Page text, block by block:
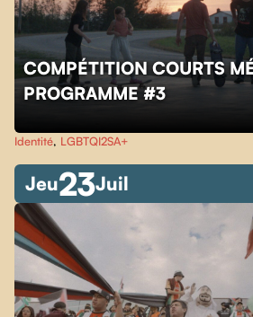
COMPÉTITION COURTS
PROGRAMME #3
Identité, LGBTQI2SA+
Jeu23Juil